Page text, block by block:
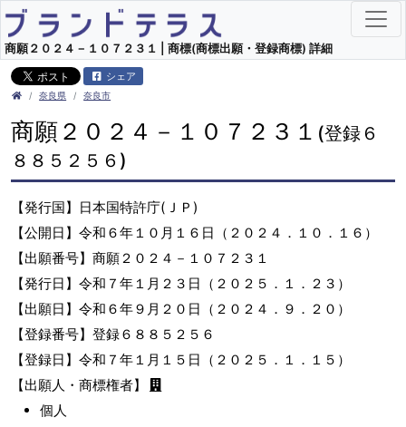
商願２０２４－１０７２３１ | 商標(商標出願・登録商標) 詳細
シェア
奈良県 奈良市
商願２０２４－１０７２３１ (登録６
８８５２５６)
【発行国】日本国特許庁(ＪＰ)
【公開日】令和６年１０月１６日（２０２４．１０．１６）
【出願番号】商願２０２４－１０７２３１
【発行日】令和７年１月２３日（２０２５．１．２３）
【出願日】令和６年９月２０日（２０２４．９．２０）
【登録番号】登録６８８５２５６
【登録日】令和７年１月１５日（２０２５．１．１５）
【出願人・商標権者】
個人